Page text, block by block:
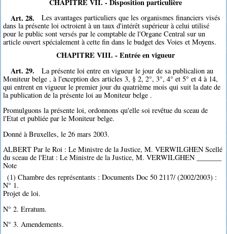
CHAPITRE VII. - Disposition particulière
Art. 28.
Les avantages particuliers que les organismes financiers visés
dans la présente loi octroient à un taux d'intérêt supérieur à celui utilisé
pour le public sont versés par le comptable de l'Organe Central sur un
article ouvert spécialement à cette fin dans le budget des Voies et Moyens.
CHAPITRE VIII. - Entrée en vigueur
Art. 29.
La présente loi entre en vigueur le jour de sa publicalion au
Moniteur belge , à l'exception des articles 3, § 2, 2°, 3°, 4° et 5° et 4 à 14,
qui entrent en vigueur le premier jour du quatrième mois qui suit la date de
la publication de la présente loi au Moniteur belge .
Promulguons la présente loi, ordonnons qu'elle soi revêtue du sceau de
l'Etat et publiée par le Moniteur belge.
Donné à Bruxelles, le 26 mars 2003.
ALBERT Par le Roi : Le Ministre de la Justice, M. VERWILGHEN Scellé
du sceau de l'Etat : Le Ministre de la Justice, M. VERWILGHEN _______
Note
(1) Chambre des représentants : Documents Doc 50 2117/ (2002/2003) :
N° 1.
Projet de loi.
N° 2. Erratum.
N° 3. Amendements.